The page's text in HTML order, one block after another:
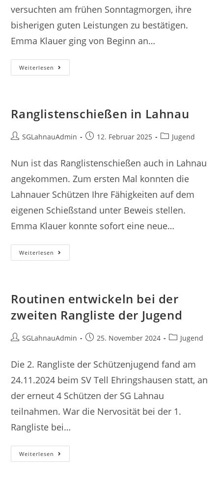
versuchten am frühen Sonntagmorgen, ihre
bisherigen guten Leistungen zu bestätigen.
Emma Klauer ging von Beginn an…
Weiterlesen Viele
Bestleistungen
Ranglistenschießen in Lahnau
Beitrags-
SGLahnauAdmin
Beitrag12. Februar 2025
Beitrags-
Jugend
Nun ist das Ranglistenschießen auch in Lahnau
angekommen. Zum ersten Mal konnten die
Lahnauer Schützen Ihre Fähigkeiten auf dem
eigenen Schießstand unter Beweis stellen.
Emma Klauer konnte sofort eine neue…
Weiterlesen Ranglistenschießen
In
Routinen entwickeln bei der
zweiten Rangliste der Jugend
Beitrags-
SGLahnauAdmin
Beitrag25. November 2024
Beitrags-
Jugend
Die 2. Rangliste der Schützenjugend fand am
24.11.2024 beim SV Tell Ehringshausen statt, an
der erneut 4 Schützen der SG Lahnau
teilnahmen. War die Nervosität bei der 1.
Rangliste bei…
Weiterlesen Routinen
Entwickeln